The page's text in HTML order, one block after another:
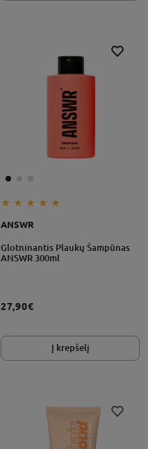
ANSWR
Glotninantis Plaukų Šampūnas
ANSWR 300ml
27,90€
Į krepšelį